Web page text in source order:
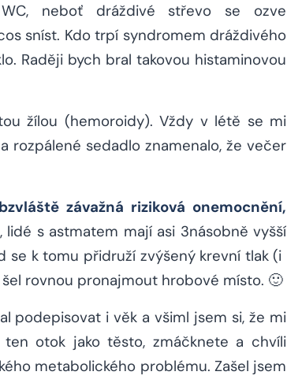
neboť dráždivé střevo se ozve
sníst. Kdo trpí syndromem dráždivého
Raději bych bral takovou histaminovou
žílou (hemoroidy). Vždy v létě se mi
rozpálené sedadlo znamenalo, že večer
závažná riziková onemocnění,
lidé s astmatem mají asi 3násobně vyšší
se k tomu přidruží zvýšený krevní tlak (i
rovnou pronajmout hrobové místo. 🙂
podepisovat i věk a všiml jsem si, že mi
otok jako těsto, zmáčknete a chvíli
metabolického problému. Zašel jsem